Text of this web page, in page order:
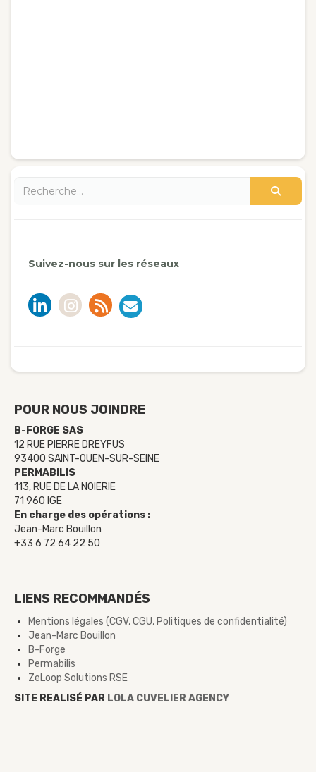
Suivez-nous sur les réseaux
POUR NOUS JOINDRE
B-FORGE SAS
12 RUE PIERRE DREYFUS
93400 SAINT-OUEN-SUR-SEINE
PERMABILIS
113, RUE DE LA NOIERIE
71 960 IGE
En charge des opérations :
Jean-Marc Bouillon
+33 6 72 64 22 50
LIENS RECOMMANDÉS
Mentions légales (CGV, CGU, Politiques de confidentialité)
Jean-Marc Bouillon
B-Forge
Permabilis
ZeLoop Solutions RSE
SITE REALISÉ PAR LOLA CUVELIER AGENCY